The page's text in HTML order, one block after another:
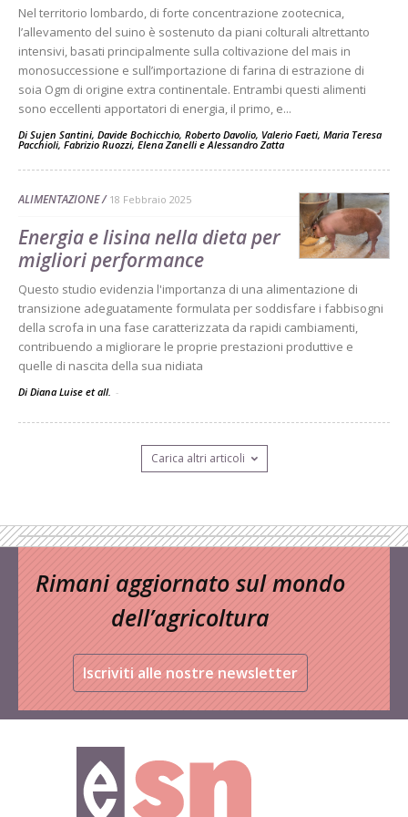
Nel territorio lombardo, di forte concentrazione zootecnica,
l’allevamento del suino è sostenuto da piani colturali altrettanto
intensivi, basati principalmente sulla coltivazione del mais in
monosuccessione e sull’importazione di farina di estrazione di
soia Ogm di origine extra continentale. Entrambi questi alimenti
sono eccellenti apportatori di energia, il primo, e...
Di Sujen Santini, Davide Bochicchio, Roberto Davolio, Valerio Faeti, Maria Teresa
Pacchioli, Fabrizio Ruozzi, Elena Zanelli e Alessandro Zatta
ALIMENTAZIONE 18 Febbraio 2025
Energia e lisina nella dieta per
migliori performance
Questo studio evidenzia l'importanza di una alimentazione di
transizione adeguatamente formulata per soddisfare i fabbisogni
della scrofa in una fase caratterizzata da rapidi cambiamenti,
contribuendo a migliorare le proprie prestazioni produttive e
quelle di nascita della sua nidiata
Di Diana Luise et all. -
Carica altri articoli
Rimani aggiornato sul mondo
dell’agricoltura
Iscriviti alle nostre newsletter